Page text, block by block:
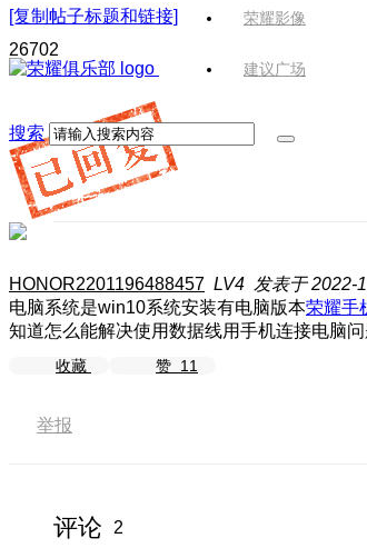
荣耀影像
建议广场
搜索
[复制帖子标题和链接]
26702
HONOR2201196488457 LV4 发表于 2022-
电脑系统是win10系统安装有电脑版本荣耀手
知道怎么能解决使用数据线用手机连接电脑问
收藏 赞 11
举报
评论 2